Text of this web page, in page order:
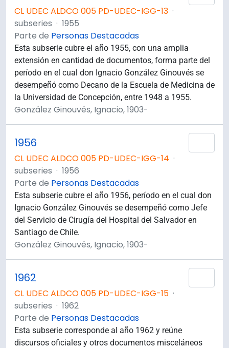
CL UDEC ALDCO 005 PD-UDEC-IGG-13 ·
subseries · 1955
Parte de Personas Destacadas
Esta subserie cubre el año 1955, con una amplia
extensión en cantidad de documentos, forma parte del
período en el cual don Ignacio González Ginouvés se
desempeñó como Decano de la Escuela de Medicina de
la Universidad de Concepción, entre 1948 a 1955.
González Ginouvés, Ignacio, 1903-
1956
CL UDEC ALDCO 005 PD-UDEC-IGG-14 ·
subseries · 1956
Parte de Personas Destacadas
Esta subserie cubre el año 1956, período en el cual don
Ignacio González Ginouvés se desempeñó como Jefe
del Servicio de Cirugía del Hospital del Salvador en
Santiago de Chile.
González Ginouvés, Ignacio, 1903-
1962
CL UDEC ALDCO 005 PD-UDEC-IGG-15 ·
subseries · 1962
Parte de Personas Destacadas
Esta subserie corresponde al año 1962 y reúne
discursos oficiales y otros documentos misceláneos